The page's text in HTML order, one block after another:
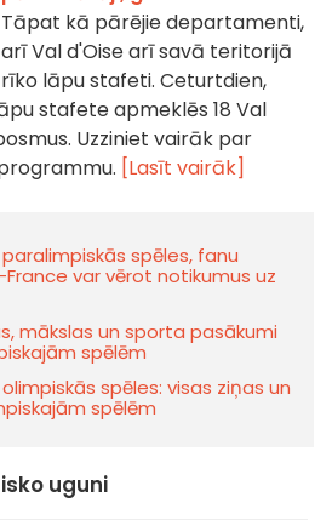
Tāpat kā pārējie departamenti,
arī Val d'Oise arī savā teritorijā
rīko lāpu stafeti. Ceturtdien,
stafete apmeklēs 18 Val
Uzziniet vairāk par
[Lasīt vairāk]
spēles, fanu
var vērot notikumus uz
mākslas un sporta pasākumi
spēlēm
spēles: visas ziņas un
spēlēm
uguni